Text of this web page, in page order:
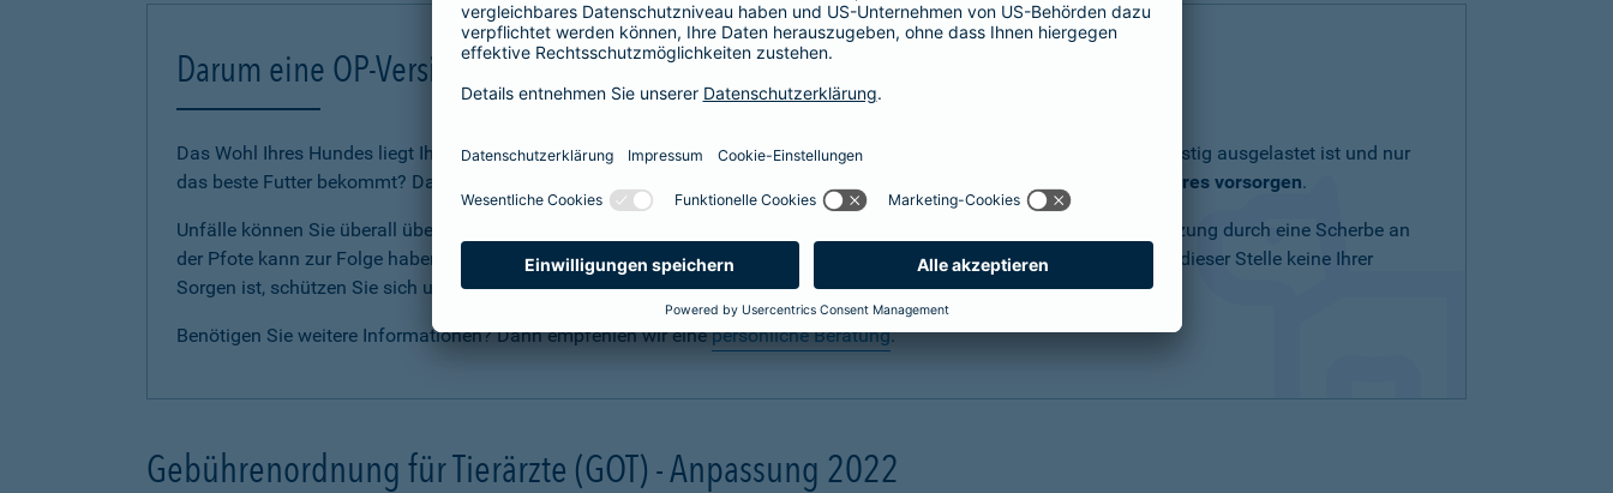
Darum eine OP-Versicherung für Hunde abschließen
Das Wohl Ihres Hundes liegt Ihnen am Herzen? Uns auch. Sie sorgen täglich dafür, dass Ihre Fellnase körperlich und geistig ausgelastet ist und nur
das beste Futter bekommt? Dann sollten Sie für den Ernstfall mit einer
für die Gesundheit Ihres Tieres vorsorgen.
Unfälle können Sie überall überraschen. Egal ob zuhause oder unterwegs. Schon eine scheinbar harmlose Schnittverletzung durch eine Scherbe an
der Pfote kann zur Folge haben, dass Ihr Liebling unter Narkose operiert werden muss. Damit Ihre finanziellen Mittel an dieser Stelle keine Ihrer
Sorgen ist, schützen Sie sich und Ihren Hund mit einer Hunde-OP-Versicherung.
Benötigen Sie weitere Informationen? Dann empfehlen wir einepersönliche Beratung.
Gebührenordnung für Tierärzte (GOT) - Anpassung 2022